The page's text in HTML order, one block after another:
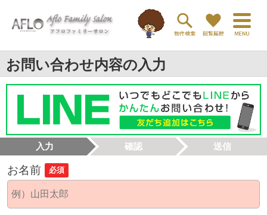
お問い合わせ内容の入力
入力 確認 送信
お名前 必須